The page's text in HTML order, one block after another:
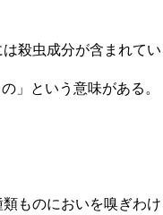
殺虫成分が含まれて
」という意味がある。
ものにおいを嗅ぎわけ